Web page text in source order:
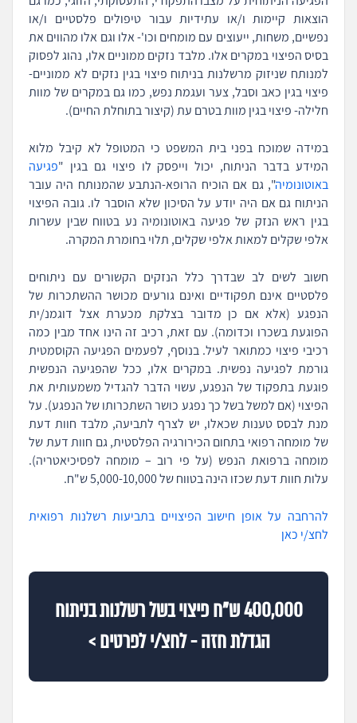
הוצאות קיימות ו/או עתידיות עבור טיפולים פלסטיים ו/או
נפשיים, משחות, ייעוצים עם מומחים וכו'- אלו וגם אלו מהווים את
בסיס הפיצוי במקרים אלו. מלבד נזקים ממוניים אלו, נהוג לפסוק
למנותח שניזוק מרשלנות בניתוח פיצוי בגין נזקים לא ממוניים-
פיצוי בגין כאב וסבל, צער ועגמת נפש, כמו גם במקרים של מוות
חלילה- פיצוי בגין מוות בטרם עת (קיצור בתוחלת החיים).
במידה שמוכח בפני בית המשפט כי המטופל לא קיבל מלוא
המידע בדבר הניתוח, יכול וייפסק לו פיצוי גם בגין "פגיעה
באוטונומיה", גם אם הוכיח הרופא-הנתבע שהמנותח היה עובר
הניתוח גם אם היה יודע על הסיכון שלא הוסבר לו. גובה הפיצוי
בגין ראש הנזק של פגיעה באוטונומיה נע בטווח שבין עשרות
אלפי שקלים למאות אלפי שקלים, תלוי בחומרת המקרה.
חשוב לשים לב שבדרך כלל הנזקים הקשורים עם ניתוחים
פלסטיים אינם תפקודיים ואינם גורעים מכושר ההשתכרות של
הנפגע (אלא אם כן מדובר בצלקת מכערת אצל דוגמנ/ית
הפוגעת בשכרו וכדומה). עם זאת, רכיב זה הינו אחד מבין כמה
רכיבי פיצוי כמתואר לעיל. בנוסף, לפעמים הפגיעה הקוסמטית
גורמת לפגיעה נפשית. במקרים אלו, ככל שהפגיעה הנפשית
פוגעת בתפקוד של הנפגע, עשוי הדבר להגדיל משמעותית את
הפיצוי (אם למשל בשל כך נפגע כושר השתכרותו של הנפגע). על
מנת לבסס טענות שכאלו, יש לצרף לתביעה, מלבד חוות דעת
של מומחה רפואי בתחום הכירורגיה הפלסטית, גם חוות דעת של
מומחה ברפואת הנפש (על פי רוב – מומחה לפסיכיאטריה).
עלות חוות דעת שכזו הינה בטווח של 5,000-10,000 ש"ח.
להרחבה על אופן חישוב הפיצויים בתביעות רשלנות רפואית
לחצ/י כאן
400,000 ש"ח פיצוי בשל רשלנות בניתוח
הגדלת חזה - לחצ/י לפרטים >